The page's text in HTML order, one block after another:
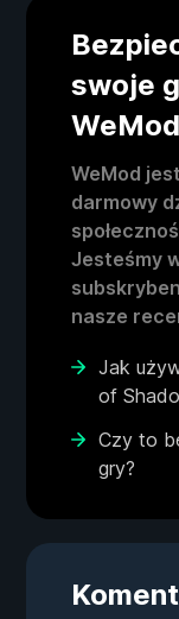
swoje
WeMod
WeMod
darmowy
Jesteśmy
nasze
Jak
of
Czy to
gry?